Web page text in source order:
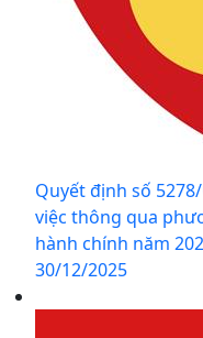
Quyết định số
việc thông qua
hành chính năm
30/12/2025